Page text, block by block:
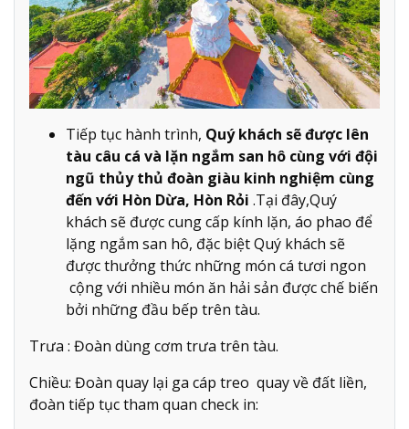
Tiếp tục hành trình, Quý khách sẽ được lên
tàu câu cá và lặn ngắm san hô cùng với đội
ngũ thủy thủ đoàn giàu kinh nghiệm cùng
đến với Hòn Dừa, Hòn Rỏi .Tại đây,Quý
khách sẽ được cung cấp kính lặn, áo phao để
lặng ngắm san hô, đặc biệt Quý khách sẽ
được thưởng thức những món cá tươi ngon
cộng với nhiều món ăn hải sản được chế biến
bởi những đầu bếp trên tàu.
Trưa : Đoàn dùng cơm trưa trên tàu.
Chiều: Đoàn quay lại ga cáp treo quay về đất liền,
đoàn tiếp tục tham quan check in: